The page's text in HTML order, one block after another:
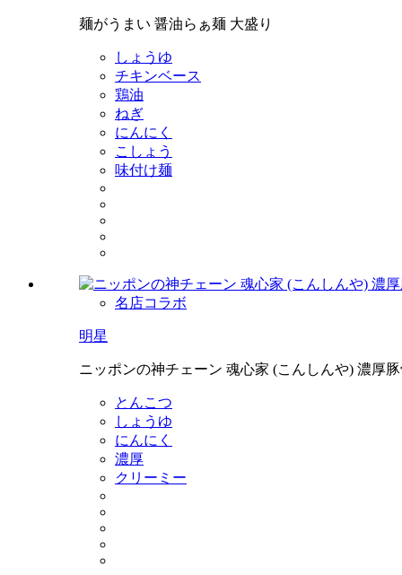
麺がうまい 醤油らぁ麺 大盛り
しょうゆ
チキンベース
鶏油
ねぎ
にんにく
こしょう
味付け麺
名店コラボ
明星
ニッポンの神チェーン 魂心家 (こんしんや) 濃厚
とんこつ
しょうゆ
にんにく
濃厚
クリーミー